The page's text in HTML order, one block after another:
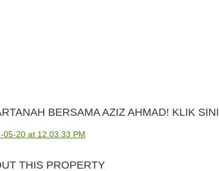
BERSAMA AZIZ AHMAD! KLIK SINI
THIS PROPERTY